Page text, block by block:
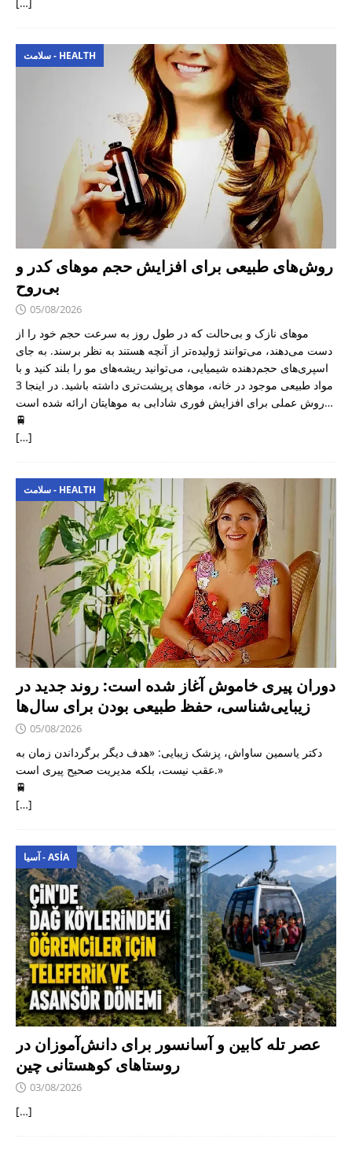
سلامت - HEALTH
روش‌های طبیعی برای افزایش حجم موهای کدر و
بی‌روح
05/08/2026
موهای نازک و بی‌حالت که در طول روز به سرعت حجم خود را از
دست می‌دهند، می‌توانند ژولیده‌تر از آنچه هستند به نظر برسند. به جای
اسپری‌های حجم‌دهنده شیمیایی، می‌توانید ریشه‌های مو را بلند کنید و با
مواد طبیعی موجود در خانه، موهای پرپشت‌تری داشته باشید. در اینجا 3
روش عملی برای افزایش فوری شادابی به موهایتان ارائه شده است…
🚆
[…]
سلامت - HEALTH
دوران پیری خاموش آغاز شده است: روند جدید در
زیبایی‌شناسی، حفظ طبیعی بودن برای سال‌ها
05/08/2026
دکتر یاسمین ساواش، پزشک زیبایی: «هدف دیگر برگرداندن زمان به
عقب نیست، بلکه مدیریت صحیح پیری است.»
🚆
[…]
آسیا - ASIA
عصر تله کابین و آسانسور برای دانش‌آموزان در
روستاهای کوهستانی چین
03/08/2026
[…]